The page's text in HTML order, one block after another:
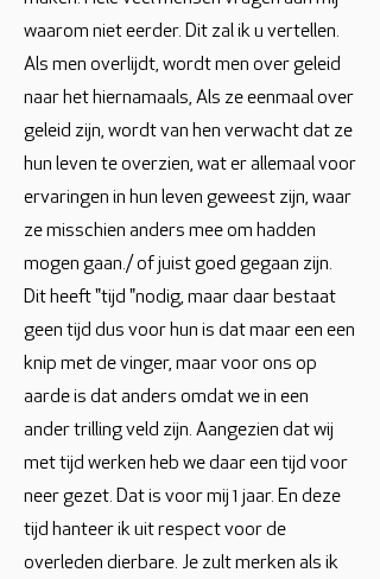
waarom niet eerder. Dit zal ik u vertellen.
Als men overlijdt, wordt men over geleid
naar het hiernamaals, Als ze eenmaal over
geleid zijn, wordt van hen verwacht dat ze
hun leven te overzien, wat er allemaal voor
ervaringen in hun leven geweest zijn, waar
ze misschien anders mee om hadden
mogen gaan./ of juist goed gegaan zijn.
Dit heeft "tijd "nodig, maar daar bestaat
geen tijd dus voor hun is dat maar een een
knip met de vinger, maar voor ons op
aarde is dat anders omdat we in een
ander trilling veld zijn. Aangezien dat wij
met tijd werken heb we daar een tijd voor
neer gezet. Dat is voor mij 1 jaar. En deze
tijd hanteer ik uit respect voor de
overleden dierbare. Je zult merken als ik